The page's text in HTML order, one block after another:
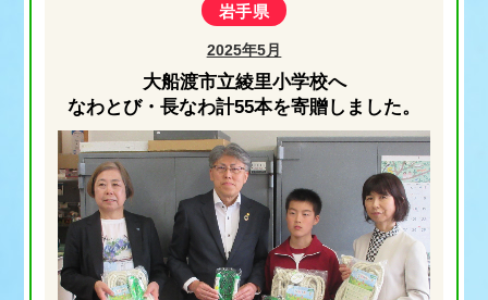
岩手県
2025年5月
大船渡市立綾里小学校へ
なわとび・長なわ計55本を寄贈しました。